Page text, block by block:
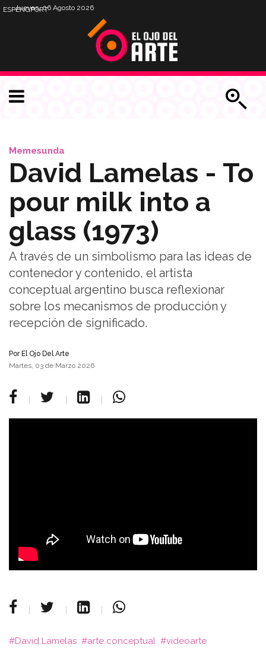
Jueves, 06 Agosto 2026
ESPENGPORT
Memesunda
David Lamelas - To
pour milk into a
glass (1973)
A través de un simbolismo para las ideas de
contenedor y contenido, el artista
conceptual argentino busca reflexionar
sobre los mecanismos de producción y
recepción de significado.
Por El Ojo Del Arte
Martes, 03 de Marzo 2026
David Lamelas arte conceptual videoarte